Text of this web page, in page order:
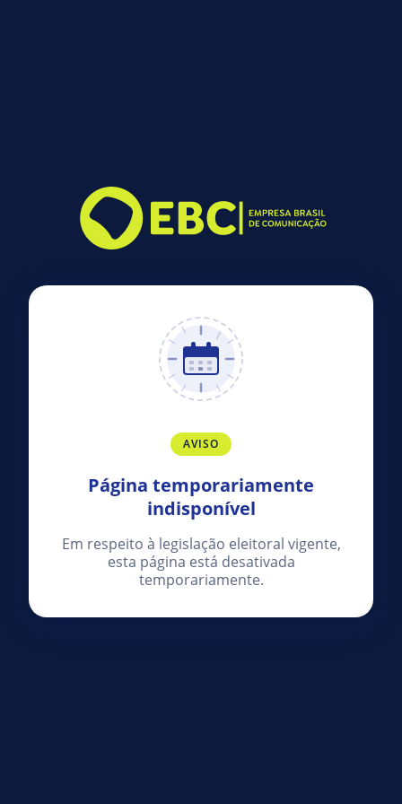
AVISO
Página temporariamente
indisponível
Em respeito à legislação eleitoral vigente,
esta página está desativada
temporariamente.